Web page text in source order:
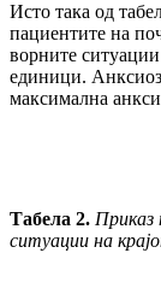
Исто така од
пациентите на
вор­ните
единици.
мак­си­мал­на
Табела 2. Приказ
ситуации на